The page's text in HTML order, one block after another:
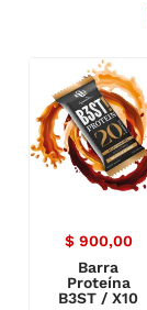
$900,00
Barra
Proteína
B3ST / X10